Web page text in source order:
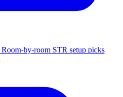
Room-by-room STR setup picks